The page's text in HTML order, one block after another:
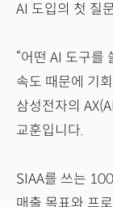
AI 도입의 첫 질
“어떤 AI 도구를
속도 때문에 기
삼성전자의
교훈입니다.
SIAA를 쓰는
매출 목표와 프